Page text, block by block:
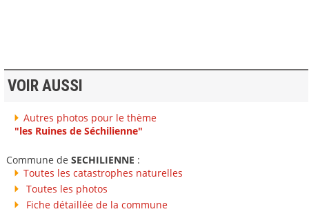
VOIR AUSSI
Autres photos pour le thème
"les Ruines de Séchilienne"
Commune de SECHILIENNE :
Toutes les catastrophes naturelles
Toutes les photos
Fiche détaillée de la commune